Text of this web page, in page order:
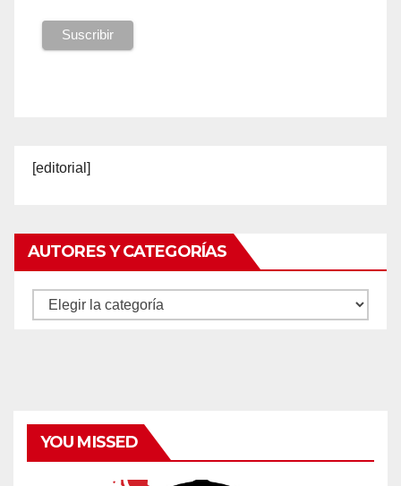
[editorial]
AUTORES Y CATEGORÍAS
Autores
YOU MISSED